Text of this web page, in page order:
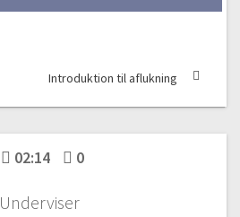
Introduktion til aflukning
02:14 0
Underviser